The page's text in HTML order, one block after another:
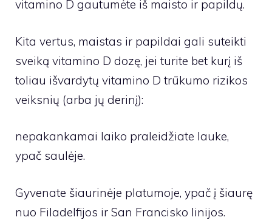
vitamino D gautumėte iš maisto ir papildų.
Kita vertus, maistas ir papildai gali suteikti
sveiką vitamino D dozę, jei turite bet kurį iš
toliau išvardytų vitamino D trūkumo rizikos
veiksnių (arba jų derinį):
nepakankamai laiko praleidžiate lauke,
ypač saulėje.
Gyvenate šiaurinėje platumoje, ypač į šiaurę
nuo Filadelfijos ir San Francisko linijos.